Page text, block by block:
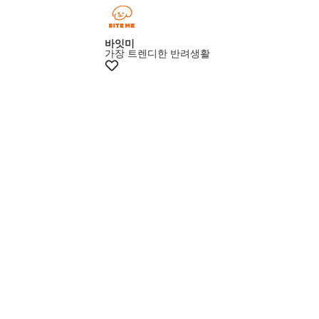
+10% 쿠폰
바잇미
가장 트렌디한 반려생활